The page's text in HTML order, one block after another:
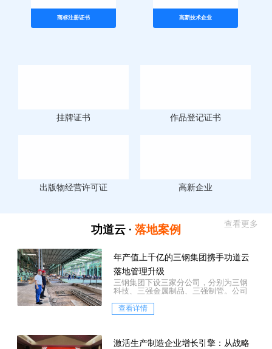
商标注册证书 高新技术企业
挂牌证书 作品登记证书
出版物经营许可证 高新企业
功道云 · 落地案例 查看更多
年产值上千亿的三钢集团携手功道云
落地管理升级
三钢集团下设三家分公司，分别为三钢
科技、三强金属制品、三强制管。公司
镇，是一家集中...
查看详情
激活生产制造企业增长引擎：从战略